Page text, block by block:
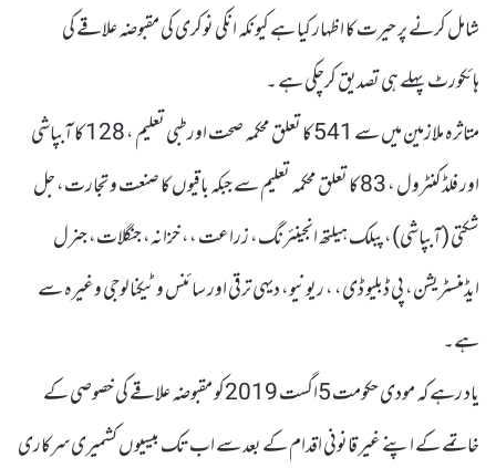
شامل کرنے پر حیرت کا اظہار کیا ہے کیونکہ انکی نوکری کی مقبوضہ علاقے کی
ہائکورٹ پہلے ہی تصدیق کرچکی ہے ۔
متاثرہ ملازمین میں سے 541 کا تعلق محکمہ صحت اور طبی تعلیم ، 128 کا آبپاشی
اور فلڈ کنٹرول ، 83 کا تعلق محکمہ تعلیم سے جبکہ باقیوں کا صنعت و تجارت، جل
شکتی (آبپاشی)، پبلک ہیلتھ انجینئرنگ، زراعت ،، خزانہ، جنگلات، جنرل
ایڈمنسٹریشن، پی ڈبلیو ڈی، ، ریونیو، دیہی ترقی اور سائنس و ٹیکنالوجی وغیرہ سے
ہے۔
یاد رہے کہ مودی حکومت 5اگست 2019کو مقبوضہ علاقے کی خصوصی کے
خاتمے کے اپنے غیر قانونی اقدام کے بعد سے اب تک بیسیوں کشمیری سرکاری